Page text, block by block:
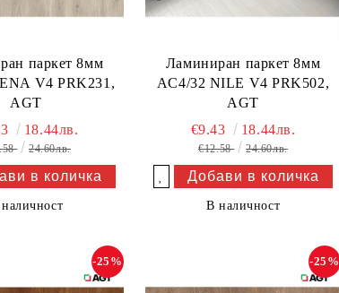
паркет 8мм
V4 PRK231,
AGT
18.44лв.
24.60лв.
Ламиниран паркет 8мм
AC4/32 NILE V4 PRK502,
AGT
€9.43 18.44лв.
€12.58 24.60лв.
В наличност
-25% -25%